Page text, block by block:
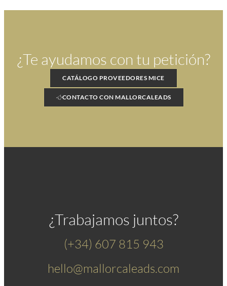
¿Te ayudamos con tu petición?
CATÁLOGO PROVEEDORES MICE
CONTACTO CON MALLORCALEADS
¿Trabajamos juntos?
(+34) 607 815 943
hello@mallorcaleads.com